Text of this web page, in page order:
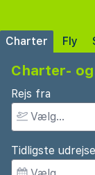
Charter Fly
Charter-
Rejs fra
Tidligste udrejse